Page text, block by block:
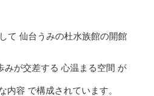
て 仙台うみの杜水族館の開館
みが交差する 心温まる空間 が
容 で構成されています。